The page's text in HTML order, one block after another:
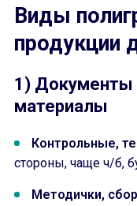
Виды
продукции
1) Документы
материалы
Контрольные,
стороны, чаще ч/б,
Методички,